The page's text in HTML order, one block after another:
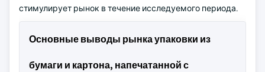
стимулирует рынок в течение исследуемого периода.
Основные выводы рынка упаковки из
бумаги и картона, напечатанной с